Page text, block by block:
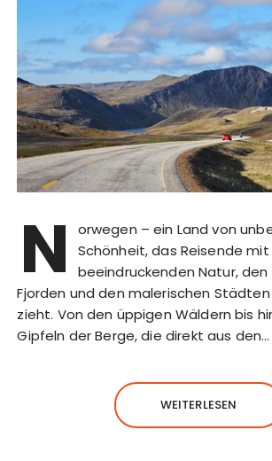
N
orwegen – ein Land von
Schönheit, das Reisende
beeindruckenden Natur,
Fjorden und den malerischen Städten
zieht. Von den üppigen Wäldern bis
Gipfeln der Berge, die direkt aus den…
WEITERLESEN